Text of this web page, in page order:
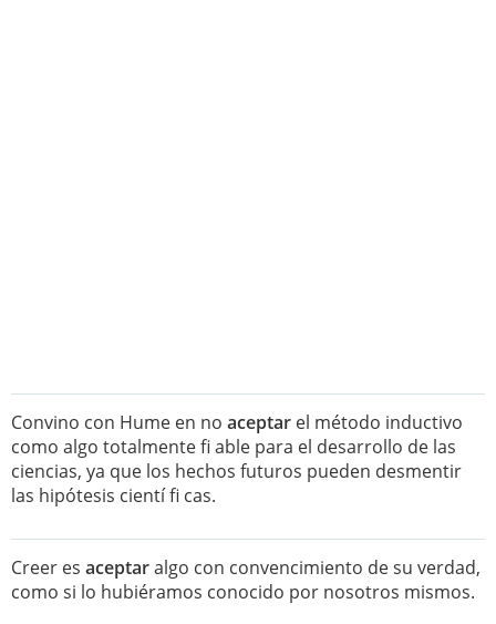
Convino con Hume en no aceptar el método inductivo
como algo totalmente fi able para el desarrollo de las
ciencias, ya que los hechos futuros pueden desmentir
las hipótesis cientí fi cas.
Creer es aceptaralgo con convencimiento de su verdad,
como si lo hubiéramos conocido por nosotros mismos.